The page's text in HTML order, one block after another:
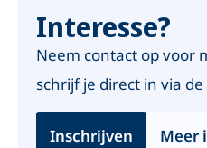
Interesse?
Neem contact op voor
schrijf je direct in via
Inschrijven Meer